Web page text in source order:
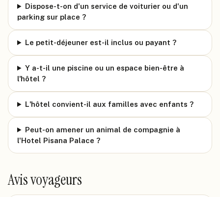
Dispose-t-on d'un service de voiturier ou d'un
parking sur place ?
Le petit-déjeuner est-il inclus ou payant ?
Y a-t-il une piscine ou un espace bien-être à
l'hôtel ?
L'hôtel convient-il aux familles avec enfants ?
Peut-on amener un animal de compagnie à
l'Hotel Pisana Palace ?
Avis voyageurs